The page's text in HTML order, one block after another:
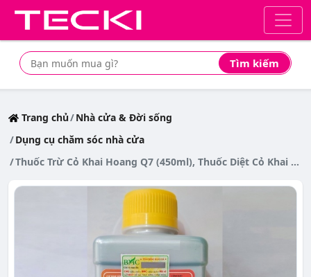
Tìm kiếm
Tìm mua sản phẩm giá rẻ nhất
Trang chủ Nhà cửa & Đời sống
Dụng cụ chăm sóc nhà cửa
Thuốc Trừ Cỏ Khai Hoang Q7 (450ml), Thuốc Diệt Cỏ Khai Khoang Q7